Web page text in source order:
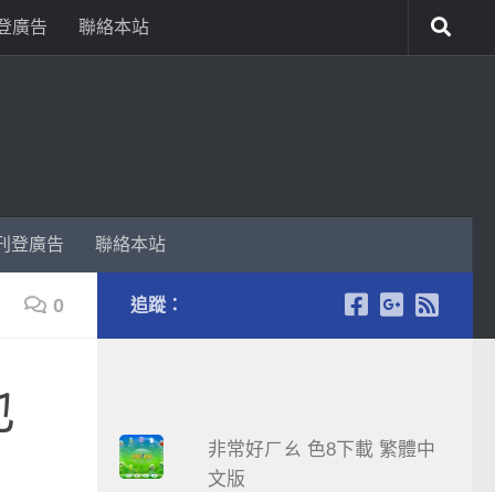
廣告 聯絡本站
登廣告 聯絡本站
0 追蹤：
非常好ㄏㄠ 色8下載 繁體中
文版